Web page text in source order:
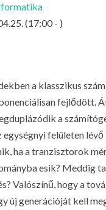
(17:00 - )
a klasszikus
fejlődött.
a
egységnyi felületen
ha a tranzisztorok
esik? Meddig
Valószínű, hogy a
új generációját kell